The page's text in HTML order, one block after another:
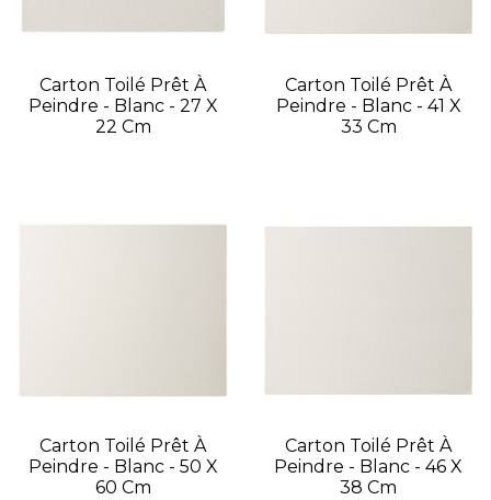
Carton Toilé Prêt À
Peindre - Blanc - 27 X
22 Cm
Carton Toilé Prêt À
Peindre - Blanc - 41 X
33 Cm
Carton Toilé Prêt À
Peindre - Blanc - 50 X
60 Cm
Carton Toilé Prêt À
Peindre - Blanc - 46 X
38 Cm